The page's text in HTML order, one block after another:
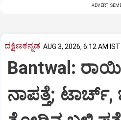
ದಕ್ಷಿಣಕನ್ನಡ AUG 3, 2026, 6:12 AM IST
Bantwal:
ನಾಪತ್ತೆ; ಟಾರ್ಚ್,